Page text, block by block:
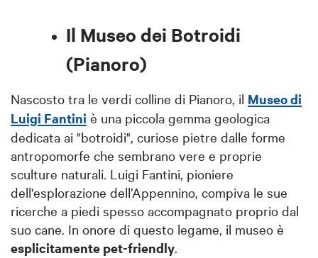
Il Museo dei Botroidi
(Pianoro)
Nascosto tra le verdi colline di Pianoro, il Museo di
Luigi Fantini è una piccola gemma geologica
dedicata ai "botroidi", curiose pietre dalle forme
antropomorfe che sembrano vere e proprie
sculture naturali. Luigi Fantini, pioniere
dell'esplorazione dell’Appennino, compiva le sue
ricerche a piedi spesso accompagnato proprio dal
suo cane. In onore di questo legame, il museo è
esplicitamente pet-friendly.